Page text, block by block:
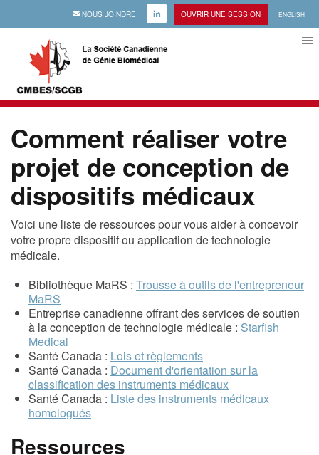
EMAIL NOUS JOINDRE LINKEDIN OUVRIR UNE SESSION ENGLISH
Comment réaliser votre
projet de conception de
dispositifs médicaux
Voici une liste de ressources pour vous aider à concevoir
votre propre dispositif ou application de technologie
médicale.
Bibliothèque MaRS : Trousse à outils de l'entrepreneur
MaRS
Entreprise canadienne offrant des services de soutien
à la conception de technologie médicale : Starfish
Medical
Santé Canada : Lois et règlements
Santé Canada : Document d'orientation sur la
classification des instruments médicaux
Santé Canada : Liste des instruments médicaux
homologués
Ressources